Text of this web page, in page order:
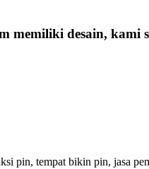
memiliki desain, kami
pin, tempat bikin pin, jasa